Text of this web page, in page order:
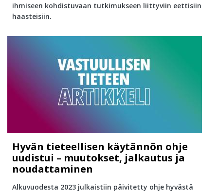
ihmiseen kohdistuvaan tutkimukseen liittyviin eettisiin
haasteisiin.
Hyvän tieteellisen käytännön ohje
uudistui – muutokset, jalkautus ja
noudattaminen
Alkuvuodesta 2023 julkaistiin päivitetty ohje hyvästä